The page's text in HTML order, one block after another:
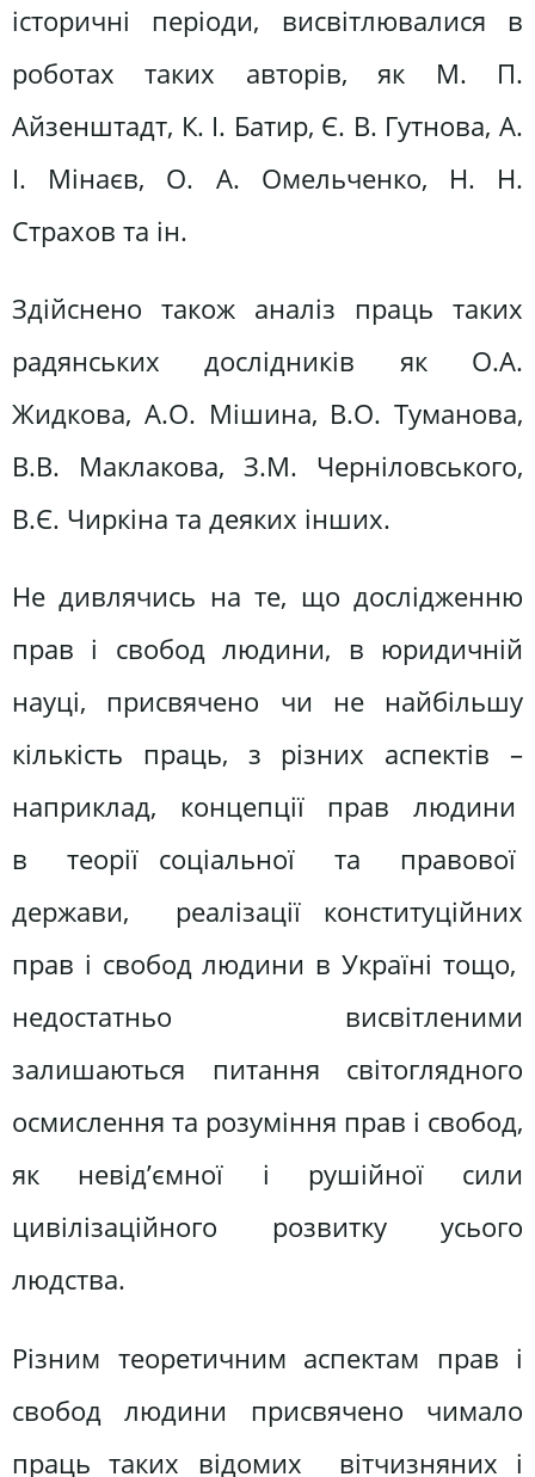
історичні періоди, висвітлювалися в
роботах таких авторів, як М. П.
Айзенштадт, К. І. Батир, Є. В. Гутнова, А.
І. Мінаєв, О. А. Омельченко, Н. Н.
Страхов та ін.
Здійснено також аналіз праць таких
радянських дослідників як О.А.
Жидкова, А.О. Мішина, В.О. Туманова,
В.В. Маклакова, З.М. Черніловського,
В.Є. Чиркіна та деяких інших.
Не дивлячись на те, що дослідженню
прав і свобод людини, в юридичній
науці, присвячено чи не найбільшу
кількість праць, з різних аспектів –
наприклад, концепції прав людини
в теорії соціальної та правової
держави, реалізації конституційних
прав і свобод людини в Україні тощо,
недостатньо висвітленими
залишаються питання світоглядного
осмислення та розуміння прав і свобод,
як невід’ємної і рушійної сили
цивілізаційного розвитку усього
людства.
Різним теоретичним аспектам прав і
свобод людини присвячено чимало
праць таких відомих вітчизняних і